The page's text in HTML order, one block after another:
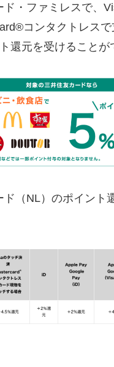
ド・ファミレスで、
コンタクトレス
還元を受けることが
ド（NL）のポイント